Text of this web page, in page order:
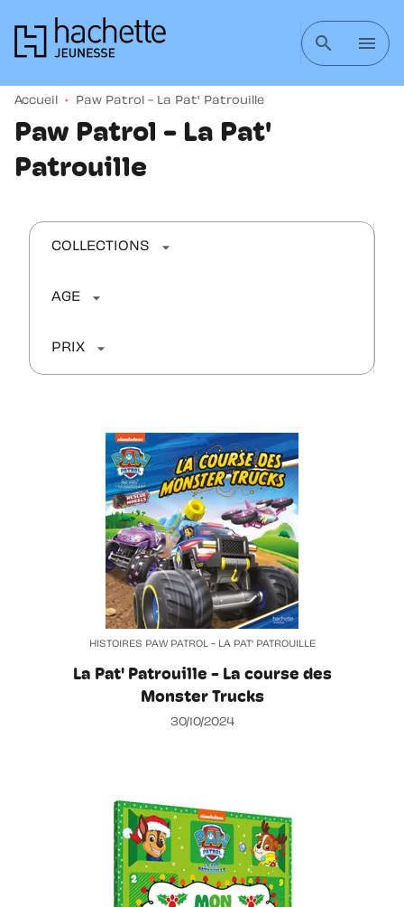
MENU RECHERCHE CONTENU
search menu
Accueil • Paw Patrol - La Pat' Patrouille
Paw Patrol - La Pat'
Patrouille
COLLECTIONS arrow_drop_down
AGE arrow_drop_down
PRIX arrow_drop_down
HISTOIRES PAW PATROL - LA PAT' PATROUILLE
La Pat' Patrouille - La course des
Monster Trucks
30/10/2024